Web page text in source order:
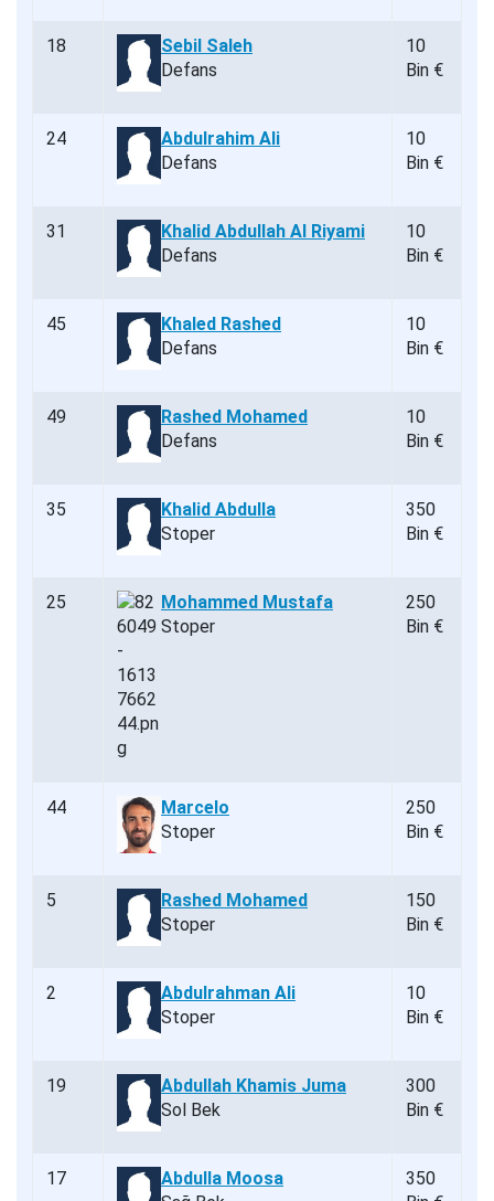
18
Sebil Saleh
Defans
10
Bin €
24
Abdulrahim Ali
Defans
10
Bin €
31
Khalid Abdullah Al Riyami
Defans
10
Bin €
45
Khaled Rashed
Defans
10
Bin €
49
Rashed Mohamed
Defans
10
Bin €
35
Khalid Abdulla
Stoper
350
Bin €
25
Mohammed Mustafa
Stoper
250
Bin €
44
Marcelo
Stoper
250
Bin €
5
Rashed Mohamed
Stoper
150
Bin €
2
Abdulrahman Ali
Stoper
10
Bin €
19
Abdullah Khamis Juma
Sol Bek
300
Bin €
17
Abdulla Moosa
350